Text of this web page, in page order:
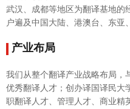
武汉、成都等地区为翻译基地的
户遍及中国大陆、港澳台、东亚
产业布局
我们从整个翻译产业战略布局，
优秀翻译人才；创办译国译民大
职翻译人才、管理人才、商业精